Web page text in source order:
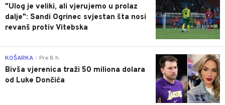
"Ulog je veliki, ali vjerujemo u prolaz
dalje": Sandi Ogrinec svjestan šta nosi
revanš protiv Vitebska
0
KOŠARKA Pre 8 h
Bivša vjerenica traži 50 miliona dolara
od Luke Dončića